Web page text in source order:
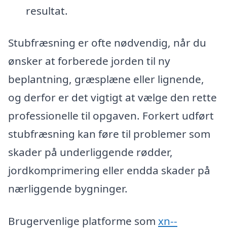
resultat.
Stubfræsning er ofte nødvendig, når du
ønsker at forberede jorden til ny
beplantning, græsplæne eller lignende,
og derfor er det vigtigt at vælge den rette
professionelle til opgaven. Forkert udført
stubfræsning kan føre til problemer som
skader på underliggende rødder,
jordkomprimering eller endda skader på
nærliggende bygninger.
Brugervenlige platforme som xn--